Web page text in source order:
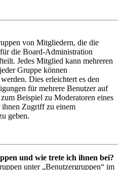
von Mitgliedern, die die
die Board-Administration
Jedes Mitglied kann mehreren
Gruppe können
Dies erleichtert es den
für mehrere Benutzer auf
Beispiel zu Moderatoren eines
ihnen Zugriff zu einem
geben.
und wie trete ich ihnen bei?
unter „Benutzergruppen“ im